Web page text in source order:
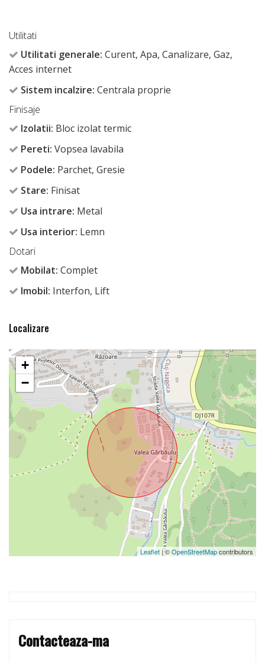
Utilitati
Utilitati generale: Curent, Apa, Canalizare, Gaz,
Acces internet
Sistem incalzire: Centrala proprie
Finisaje
Izolatii: Bloc izolat termic
Pereti: Vopsea lavabila
Podele: Parchet, Gresie
Stare: Finisat
Usa intrare: Metal
Usa interior: Lemn
Dotari
Mobilat: Complet
Imobil: Interfon, Lift
Localizare
+
−
Leaflet | ©OpenStreetMapcontributors
Contacteaza-ma